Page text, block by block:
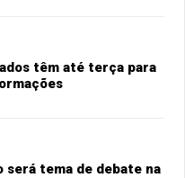
têm até terça para
será tema de debate na